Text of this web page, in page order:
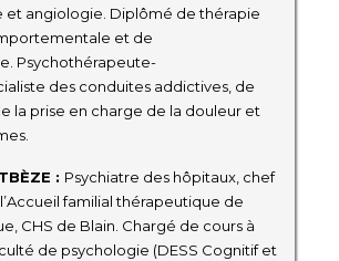
et angiologie. Diplômé de thérapie
et de
Psychothérapeute-
des conduites addictives, de
la prise en charge de la douleur et
: Psychiatre des hôpitaux, chef
familial thérapeutique de
CHS de Blain. Chargé de cours à
de psychologie (DESS Cognitif et